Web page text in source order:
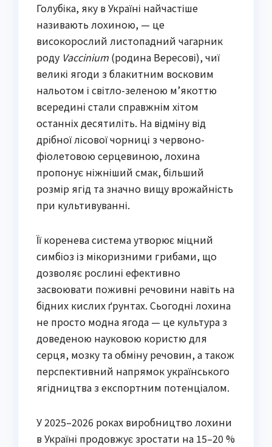
Голубіка, яку в Україні найчастіше
називають лохиною, — це
високорослий листопадний чагарник
роду Vaccinium (родина Вересові), чиї
великі ягоди з блакитним восковим
нальотом і світло-зеленою м’якоттю
всередині стали справжнім хітом
останніх десятиліть. На відміну від
дрібної лісової чорниці з червоно-
фіолетовою серцевиною, лохина
пропонує ніжніший смак, більший
розмір ягід та значно вищу врожайність
при культивуванні.
Її коренева система утворює міцний
симбіоз із мікоризними грибами, що
дозволяє рослині ефективно
засвоювати поживні речовини навіть на
бідних кислих ґрунтах. Сьогодні лохина
не просто модна ягода — це культура з
доведеною науковою користю для
серця, мозку та обміну речовин, а також
перспективний напрямок українського
ягідництва з експортним потенціалом.
У 2025–2026 роках виробництво лохини
в Україні продовжує зростати на 15–20 %